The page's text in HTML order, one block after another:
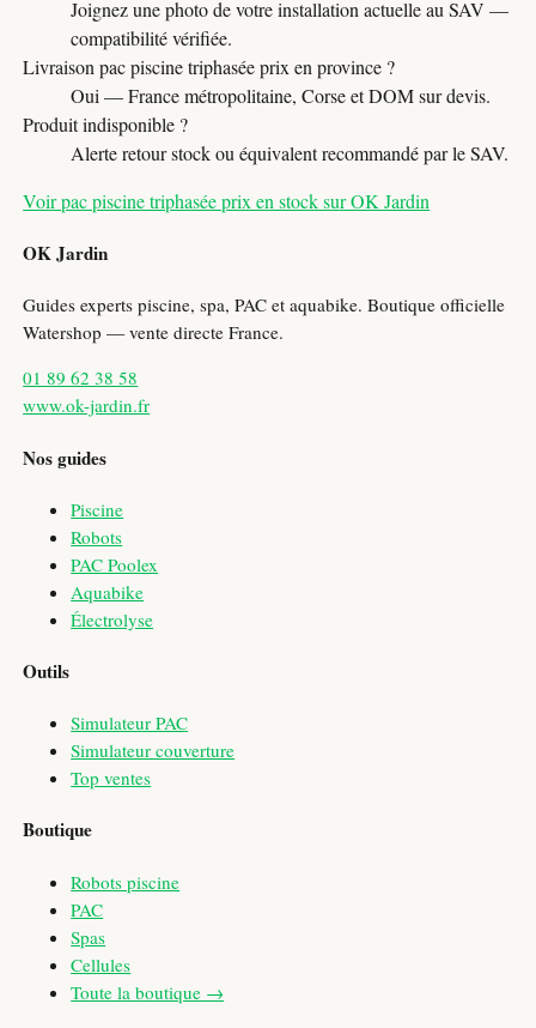
Joignez une photo de votre installation actuelle au SAV —
compatibilité vérifiée.
Livraison pac piscine triphasée prix en province ?
Oui — France métropolitaine, Corse et DOM sur devis.
Produit indisponible ?
Alerte retour stock ou équivalent recommandé par le SAV.
Voir pac piscine triphasée prix en stock sur OK Jardin
OK Jardin
Guides experts piscine, spa, PAC et aquabike. Boutique officielle
Watershop — vente directe France.
01 89 62 38 58
www.ok-jardin.fr
Nos guides
Piscine
Robots
PAC Poolex
Aquabike
Électrolyse
Outils
Simulateur PAC
Simulateur couverture
Top ventes
Boutique
Robots piscine
PAC
Spas
Cellules
Toute la boutique →